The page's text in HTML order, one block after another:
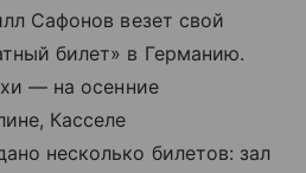
Сафонов везет свой
билет» в Германию.
— на осенние
Касселе
несколько билетов: зал